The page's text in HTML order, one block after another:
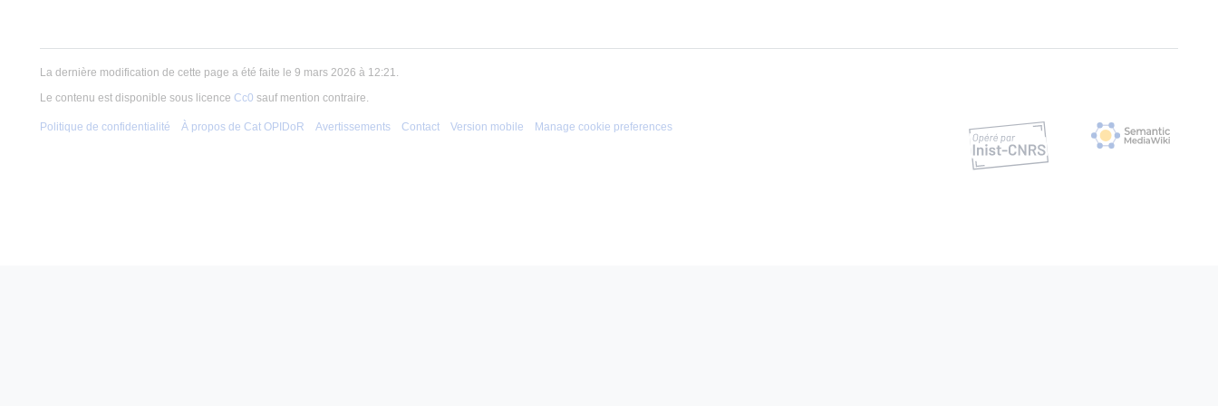
La dernière modification de cette page a été faite le 9 mars 2026 à 12:21.
Le contenu est disponible sous licence Cc0 sauf mention contraire.
Politique de confidentialité À propos de Cat OPIDoR Avertissements Contact Version mobile Manage cookie preferences